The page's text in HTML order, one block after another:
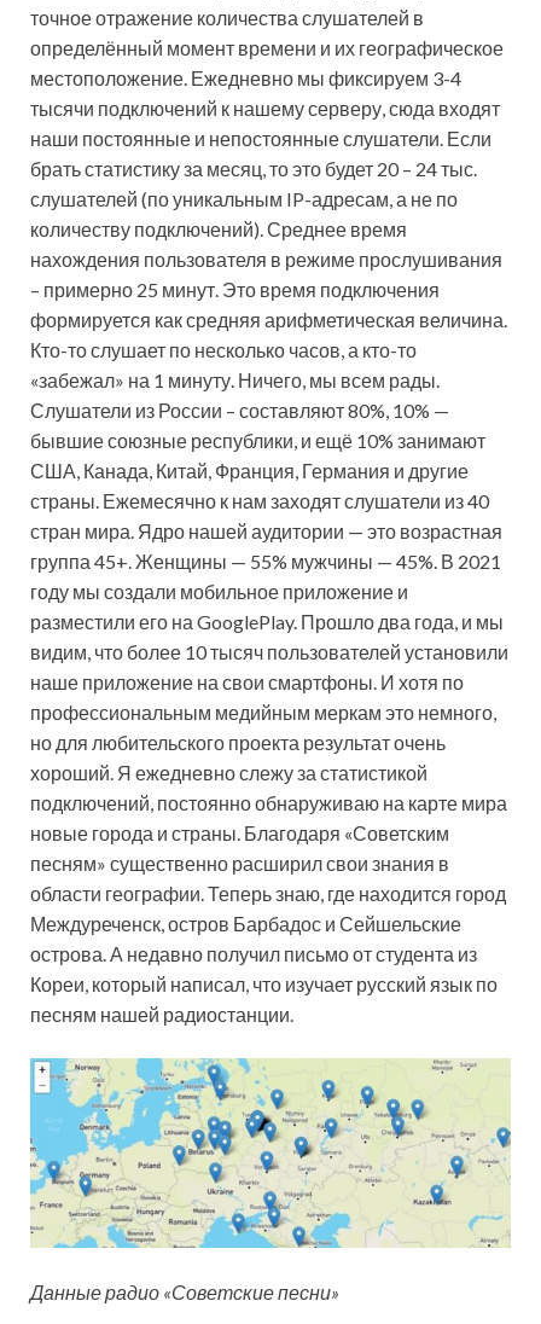
точное отражение количества слушателей в
определённый момент времени и их географическое
местоположение. Ежедневно мы фиксируем 3-4
тысячи подключений к нашему серверу, сюда входят
наши постоянные и непостоянные слушатели. Если
брать статистику за месяц, то это будет 20 – 24 тыс.
слушателей (по уникальным IP-адресам, а не по
количеству подключений). Среднее время
нахождения пользователя в режиме прослушивания
– примерно 25 минут. Это время подключения
формируется как средняя арифметическая величина.
Кто-то слушает по несколько часов, а кто-то
«забежал» на 1 минуту. Ничего, мы всем рады.
Слушатели из России – составляют 80%, 10% —
бывшие союзные республики, и ещё 10% занимают
США, Канада, Китай, Франция, Германия и другие
страны. Ежемесячно к нам заходят слушатели из 40
стран мира. Ядро нашей аудитории — это возрастная
группа 45+. Женщины — 55% мужчины — 45%. В 2021
году мы создали мобильное приложение и
разместили его на GooglePlay. Прошло два года, и мы
видим, что более 10 тысяч пользователей установили
наше приложение на свои смартфоны. И хотя по
профессиональным медийным меркам это немного,
но для любительского проекта результат очень
хороший. Я ежедневно слежу за статистикой
подключений, постоянно обнаруживаю на карте мира
новые города и страны. Благодаря «Советским
песням» существенно расширил свои знания в
области географии. Теперь знаю, где находится город
Междуреченск, остров Барбадос и Сейшельские
острова. А недавно получил письмо от студента из
Кореи, который написал, что изучает русский язык по
песням нашей радиостанции.
Данные радио «Советские песни»